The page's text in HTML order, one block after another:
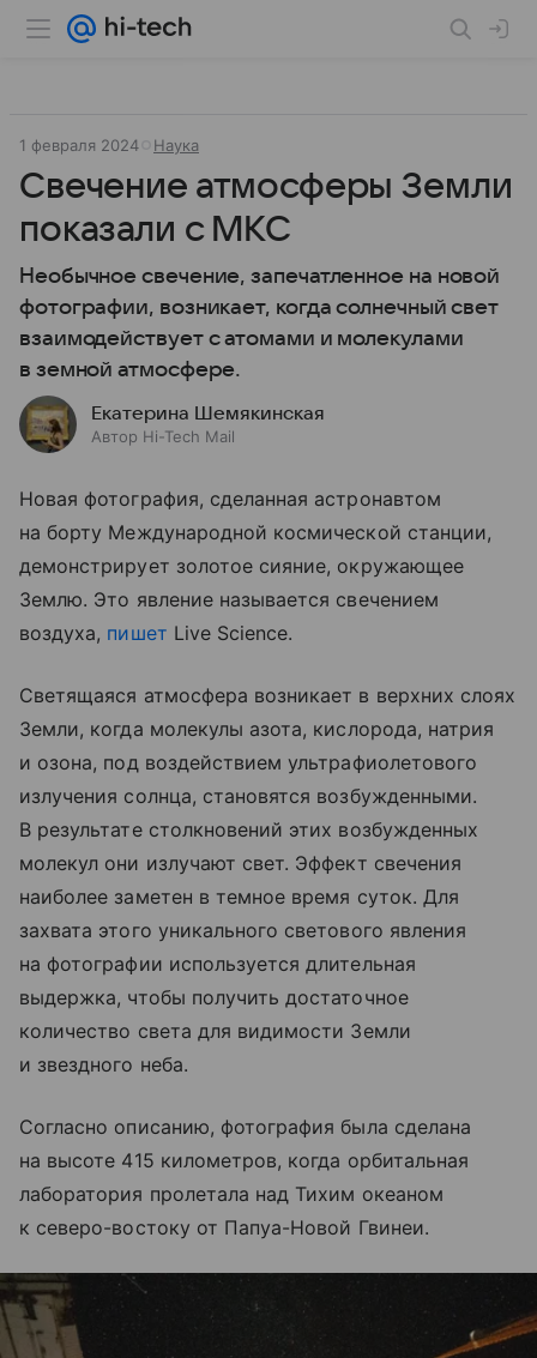
1 февраля 2024 Наука
Свечение атмосферы Земли
показали с МКС
Необычное свечение, запечатленное на новой
фотографии, возникает, когда солнечный свет
взаимодействует с атомами и молекулами
в земной атмосфере.
Екатерина Шемякинская
Автор Hi-Tech Mail
Новая фотография, сделанная астронавтом
на борту Международной космической станции,
демонстрирует золотое сияние, окружающее
Землю. Это явление называется свечением
воздуха, пишет Live Science.
Светящаяся атмосфера возникает в верхних слоях
Земли, когда молекулы азота, кислорода, натрия
и озона, под воздействием ультрафиолетового
излучения солнца, становятся возбужденными.
В результате столкновений этих возбужденных
молекул они излучают свет. Эффект свечения
наиболее заметен в темное время суток. Для
захвата этого уникального светового явления
на фотографии используется длительная
выдержка, чтобы получить достаточное
количество света для видимости Земли
и звездного неба.
Согласно описанию, фотография была сделана
на высоте 415 километров, когда орбитальная
лаборатория пролетала над Тихим океаном
к северо-востоку от Папуа-Новой Гвинеи.